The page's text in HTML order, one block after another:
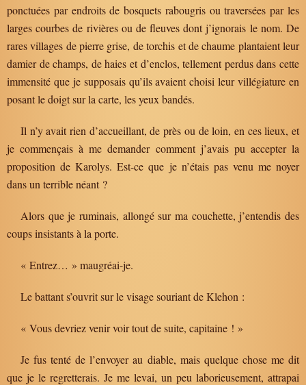
ponctuées par endroits de bosquets rabougris ou traversées par les
larges courbes de rivières ou de fleuves dont j’ignorais le nom. De
rares villages de pierre grise, de torchis et de chaume plantaient leur
damier de champs, de haies et d’enclos, tellement perdus dans cette
immensité que je supposais qu’ils avaient choisi leur villégiature en
posant le doigt sur la carte, les yeux bandés.
Il n’y avait rien d’accueillant, de près ou de loin, en ces lieux, et
je commençais à me demander comment j’avais pu accepter la
proposition de Karolys. Est-ce que je n’étais pas venu me noyer
dans un terrible néant ?
Alors que je ruminais, allongé sur ma couchette, j’entendis des
coups insistants à la porte.
« Entrez… » maugréai-je.
Le battant s’ouvrit sur le visage souriant de Klehon :
« Vous devriez venir voir tout de suite, capitaine ! »
Je fus tenté de l’envoyer au diable, mais quelque chose me dit
que je le regretterais. Je me levai, un peu laborieusement, attrapai